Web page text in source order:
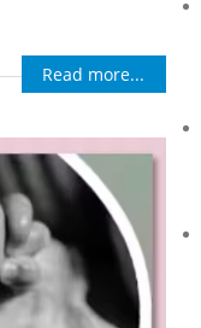
Read more...